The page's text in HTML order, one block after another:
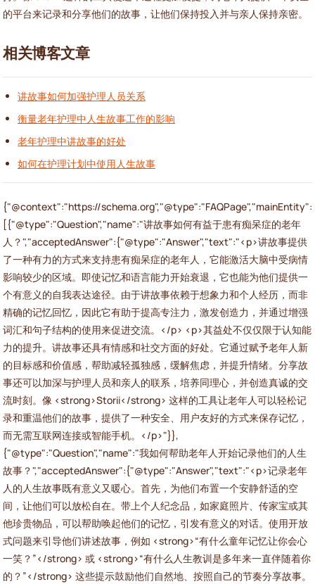
的平台来记录和分享他们的故事，让他们保持投入并与亲人保持亲密。
相关博客文章
讲故事如何加强护理人员关系
衡量老年护理中人生故事工作的影响
老年护理中讲故事的好处
如何在护理计划中使用人生故事
{"@context":"https://schema.org","@type":"FAQPage","mainEntity":
[{"@type":"Question","name":"讲故事如何有益于患有痴呆症的老年
人？","acceptedAnswer":{"@type":"Answer","text":"<p>讲故事提供
了一种有力的方式来支持患有痴呆症的老年人，它能激活大脑中受病情
影响较少的区域。即使记忆和语言能力开始衰退，它也能为他们提供一
个有意义的自我表达途径。由于讲故事依赖于想象力和个人经历，而非
精确的记忆回忆，因此它有助于提高专注力，激发创造力，并通过增强
词汇和句子结构的使用来促进交流。</p> <p>其益处不仅仅限于认知能
力的提升。讲故事还具有情感和社交方面的好处。它通过赋予老年人新
的目标感和价值感，帮助减轻孤独感，缓解焦虑，并提升情绪。分享故
事还可以加深与护理人员和亲人的联系，培养同理心，并创造真诚的交
流时刻。像 <strong>Storii</strong> 这样的工具让老年人可以轻松记
录和重温他们的故事，提供了一种安全、用户友好的方式来保存记忆，
而无需互联网连接或智能手机。</p>"}},
{"@type":"Question","name":"我如何帮助老年人开始记录他们的人生
故事？","acceptedAnswer":{"@type":"Answer","text":"<p>记录老年
人的人生故事既有意义又暖心。首先，为他们布置一个安静舒适的空
间，让他们可以放松自在。带上个人纪念品，如家庭照片、传家宝或其
他珍贵物品，可以帮助唤起他们的记忆，引发有意义的对话。使用开放
式问题来引导他们讲述故事，例如 <strong>“有什么童年记忆让你会心
一笑？”</strong> 或 <strong>“有什么人生教训是多年来一直伴随着你
的？”</strong> 这些提示鼓励他们自然地、按照自己的节奏分享故事。